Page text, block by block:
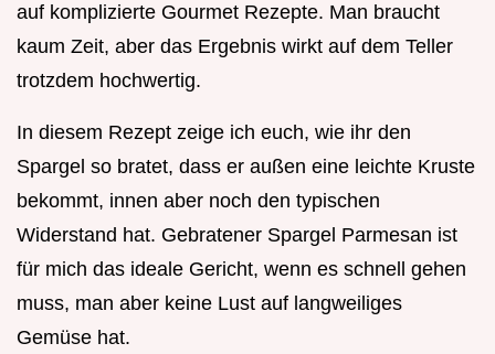
auf komplizierte Gourmet Rezepte. Man braucht
kaum Zeit, aber das Ergebnis wirkt auf dem Teller
trotzdem hochwertig.
In diesem Rezept zeige ich euch, wie ihr den
Spargel so bratet, dass er außen eine leichte Kruste
bekommt, innen aber noch den typischen
Widerstand hat. Gebratener Spargel Parmesan ist
für mich das ideale Gericht, wenn es schnell gehen
muss, man aber keine Lust auf langweiliges
Gemüse hat.